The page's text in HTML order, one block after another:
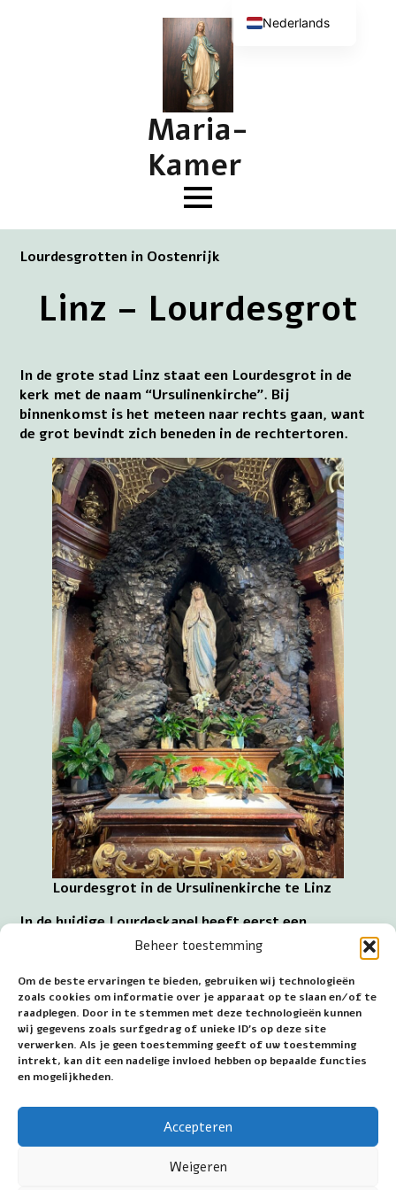
Beheer toestemming
Om de beste ervaringen te bieden, gebruiken wij technologieën
zoals cookies om informatie over je apparaat op te slaan en/of te
raadplegen. Door in te stemmen met deze technologieën kunnen
wij gegevens zoals surfgedrag of unieke ID's op deze site
verwerken. Als je geen toestemming geeft of uw toestemming
intrekt, kan dit een nadelige invloed hebben op bepaalde functies
en mogelijkheden.
Accepteren
Weigeren
Maria-
Kamer
Lourdesgrotten in Oostenrijk
Linz – Lourdesgrot
In de grote stad Linz staat een Lourdesgrot in de
kerk met de naam “Ursulinenkirche”. Bij
binnenkomst is het meteen naar rechts gaan, want
de grot bevindt zich beneden in de rechtertoren.
Lourdesgrot in de Ursulinenkirche te Linz
In de huidige Lourdeskapel heeft eerst een
Jozefbeeld gestaan op de barokke altaaropbouw en
dit is in 1886 vervangen door het Mariabeeld. Dit is
gebeurd ter herinnering aan verschijningen van
Maria in 1858 in het Franse Lourdes. De grot met
Maria is zo ingericht dat deze recht doet aan de
traditionele uitvoering van grot en de Onbevlekte
Ontvangenis, maar hier zonder de beeltenis van de
zieneres Bernadette Soubirous.
Adres Lourdesgrot: Landstrasse 31, A 4020 Linz.
Datum eerste publicatie: 27 september 2023
Nederlands